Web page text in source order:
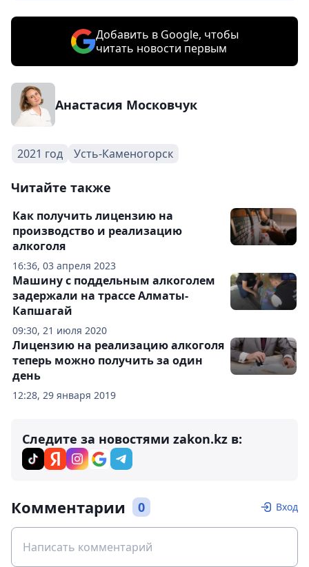
Добавить в Google, чтобы
читать новости первым
Анастасия Московчук
2021 год Усть-Каменогорск
Читайте также
16:36, 03 апреля 2023
Как получить лицензию на
производство и реализацию
алкоголя
09:30, 21 июля 2020
Машину с поддельным алкоголем
задержали на трассе Алматы-
Капшагай
12:28, 29 января 2019
Лицензию на реализацию алкоголя
теперь можно получить за один
день
Следите за новостями zakon.kz в:
Комментарии 0 Вход